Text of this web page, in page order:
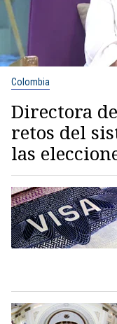
Colombia
Directora
retos del
las